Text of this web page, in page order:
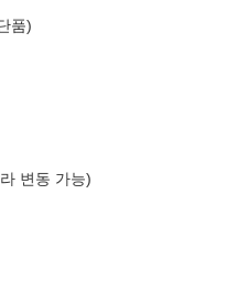
품)
변동 가능)